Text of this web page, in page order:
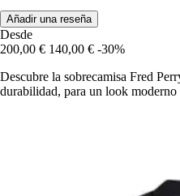
Añadir una reseña
Desde
200,00 € 140,00 € -30%
Descubre la sobrecamisa Fred
durabilidad, para un look moderno